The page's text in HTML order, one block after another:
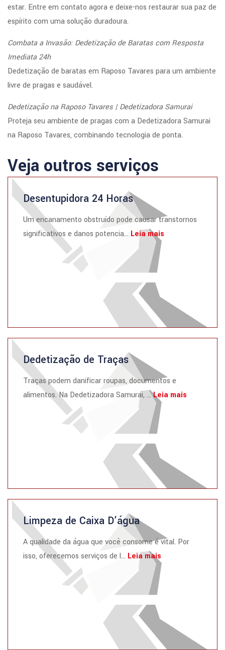
estar. Entre em contato agora e deixe-nos restaurar sua paz de
espírito com uma solução duradoura.
Combata a Invasão: Dedetização de Baratas com Resposta
Imediata 24h
Dedetização de baratas em Raposo Tavares para um ambiente
livre de pragas e saudável.
Dedetização na Raposo Tavares | Dedetizadora Samurai
Proteja seu ambiente de pragas com a Dedetizadora Samurai
na Raposo Tavares, combinando tecnologia de ponta.
Veja outros serviços
Desentupidora 24 Horas
Um encanamento obstruído pode causar transtornos
significativos e danos potencia... Leia mais
Dedetização de Traças
Traças podem danificar roupas, documentos e
alimentos. Na Dedetizadora Samurai, ...Leia mais
Limpeza de Caixa D’água
A qualidade da água que você consome é vital. Por
isso, oferecemos serviços de l... Leia mais